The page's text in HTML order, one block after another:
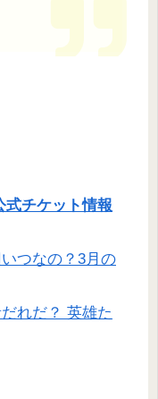
式チケット情報
つなの？3月の
れだ？ 英雄た